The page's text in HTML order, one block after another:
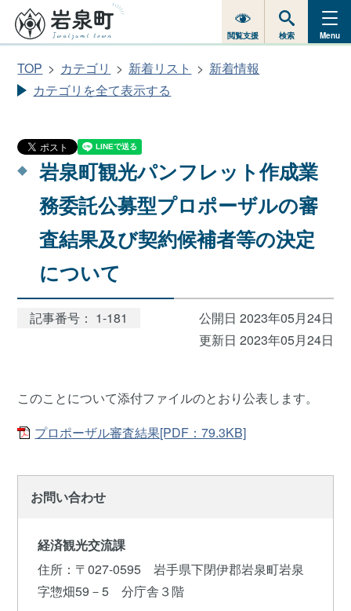
閲覧支援 検索 Menu
TOP カテゴリ 新着リスト
新着情報
カテゴリを全て表示する
岩泉町観光パンフレット作成業
務委託公募型プロポーザルの審
査結果及び契約候補者等の決定
について
記事番号： 1-181
公開日 2023年05月24日
更新日 2023年05月24日
このことについて添付ファイルのとおり公表します。
プロポーザル審査結果[PDF：79.3KB]
お問い合わせ
経済観光交流課
住所 ：〒027-0595 岩手県下閉伊郡岩泉町岩泉
字惣畑59－5 分庁舎３階